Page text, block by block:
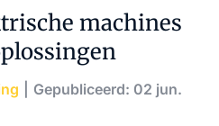
machines
Gepubliceerd: 02 jun.